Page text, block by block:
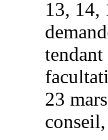
13, 14,
23